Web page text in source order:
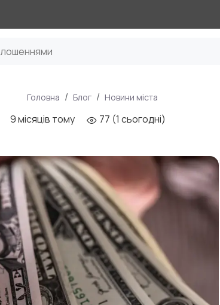
Головна Блог Новини міста
9 місяців тому 77 (1 сьогодні)